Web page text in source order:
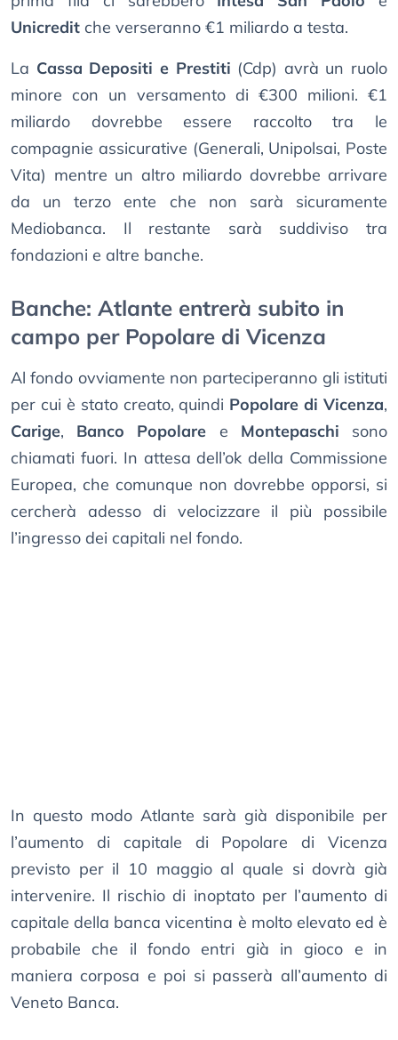
Unicredit che verseranno €1 miliardo a testa.
La Cassa Depositi e Prestiti (Cdp) avrà un ruolo
minore con un versamento di €300 milioni. €1
miliardo dovrebbe essere raccolto tra le
compagnie assicurative (Generali, Unipolsai, Poste
Vita) mentre un altro miliardo dovrebbe arrivare
da un terzo ente che non sarà sicuramente
Mediobanca. Il restante sarà suddiviso tra
fondazioni e altre banche.
Banche: Atlante entrerà subito in
campo per Popolare di Vicenza
Al fondo ovviamente non parteciperanno gli istituti
per cui è stato creato, quindi Popolare di Vicenza,
Carige, Banco Popolare e Montepaschi sono
chiamati fuori. In attesa dell’ok della Commissione
Europea, che comunque non dovrebbe opporsi, si
cercherà adesso di velocizzare il più possibile
l’ingresso dei capitali nel fondo.
In questo modo Atlante sarà già disponibile per
l’aumento di capitale di Popolare di Vicenza
previsto per il 10 maggio al quale si dovrà già
intervenire. Il rischio di inoptato per l’aumento di
capitale della banca vicentina è molto elevato ed è
probabile che il fondo entri già in gioco e in
maniera corposa e poi si passerà all’aumento di
Veneto Banca.